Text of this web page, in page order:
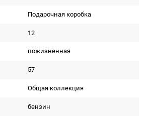
Подарочная коробка
12
пожизненная
57
Общая коллекция
бензин